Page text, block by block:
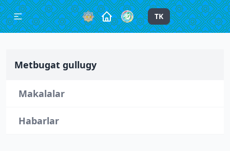
TK
Metbugat gullugy
Makalalar
Habarlar